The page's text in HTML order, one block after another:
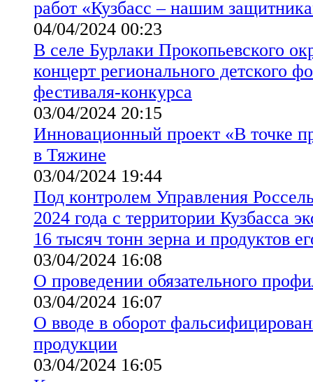
работ «Кузбасс – нашим
04/04/2024 00:23
В селе Бурлаки Прокопьевского
концерт регионального детского
фестиваля-конкурса
03/04/2024 20:15
Инновационный проект «В точке
в Тяжине
03/04/2024 19:44
Под контролем Управления
2024 года с территории Кузбасса
16 тысяч тонн зерна и продуктов
03/04/2024 16:08
О проведении обязательного
03/04/2024 16:07
О вводе в оборот
продукции
03/04/2024 16:05